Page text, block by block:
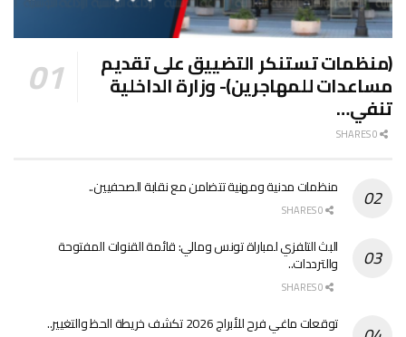
(منظمات تستنكر التضييق على تقديم
مساعدات للمهاجرين)- وزارة الداخلية
تنفي…
منظمات مدنية ومهنية تتضامن مع نقابة الصحفيين..
البث التلفزي لمباراة تونس ومالي: قائمة القنوات المفتوحة
والترددات..
توقعات ماغي فرح للأبراج 2026 تكشف خريطة الحظ والتغيير..